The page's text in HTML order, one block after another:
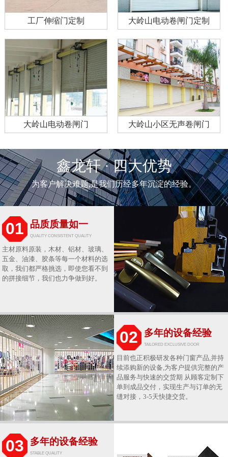
工厂伸缩门定制 大岭山电动卷闸门定制
大岭山电动卷闸门 大岭山小区无声卷闸门
鑫龙轩 · 四大优势
为客户解决难题,是我们历经多年沉淀的经验。
01 品质质量如一
QUALITY CONSISTENT QUALITY
主材原料原装，木材、铝材、玻璃、
五金、油漆、胶条等每一个材料的选
取，我们都严格挑选，即使您看不到
的拼接细节，我们也力争做到好。
02 多年的设备经验
TAILORED EXCLUSIVE DOOR
目前也正积极研发各种门窗产品,并持
续添购新的设备,为客户提供完整的产
品服务与快速的交货期 从顾客定制下
单到成品交付，实现生产与订单的无
缝对接，3-5天快捷交货。
03 多年的设备经验
STABLE QUALITY